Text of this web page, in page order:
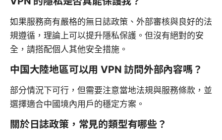
如果服務商有嚴格的無日誌政策、外部審核與良好的法
規遵循，理論上可以提升隱私保護。但沒有絕對的安
全，請搭配個人其他安全措施。
中国大陸地區可以用 VPN 訪問外部內容嗎？
部分情況下可行，但需要注意當地法規與服務條款，並
選擇適合中國境內用戶的穩定方案。
關於日誌政策，常見的類型有哪些？